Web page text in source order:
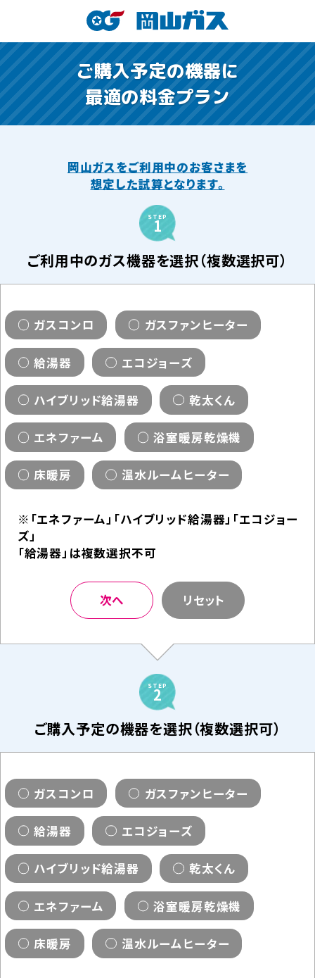
ご購入予定の機器に
最適の料金プラン
岡山ガスをご利用中のお客さまを
想定した試算となります。
STEP
1
ご利用中のガス機器を選択（複数選択可）
ガスコンロ ガスファンヒーター
給湯器 エコジョーズ
ハイブリッド給湯器 乾太くん
エネファーム 浴室暖房乾燥機
床暖房 温水ルームヒーター
※「エネファーム」「ハイブリッド給湯器」「エコジョー
ズ」
「給湯器」は複数選択不可
次へ リセット
STEP
2
ご購入予定の機器を選択（複数選択可）
ガスコンロ ガスファンヒーター
給湯器 エコジョーズ
ハイブリッド給湯器 乾太くん
エネファーム 浴室暖房乾燥機
床暖房 温水ルームヒーター